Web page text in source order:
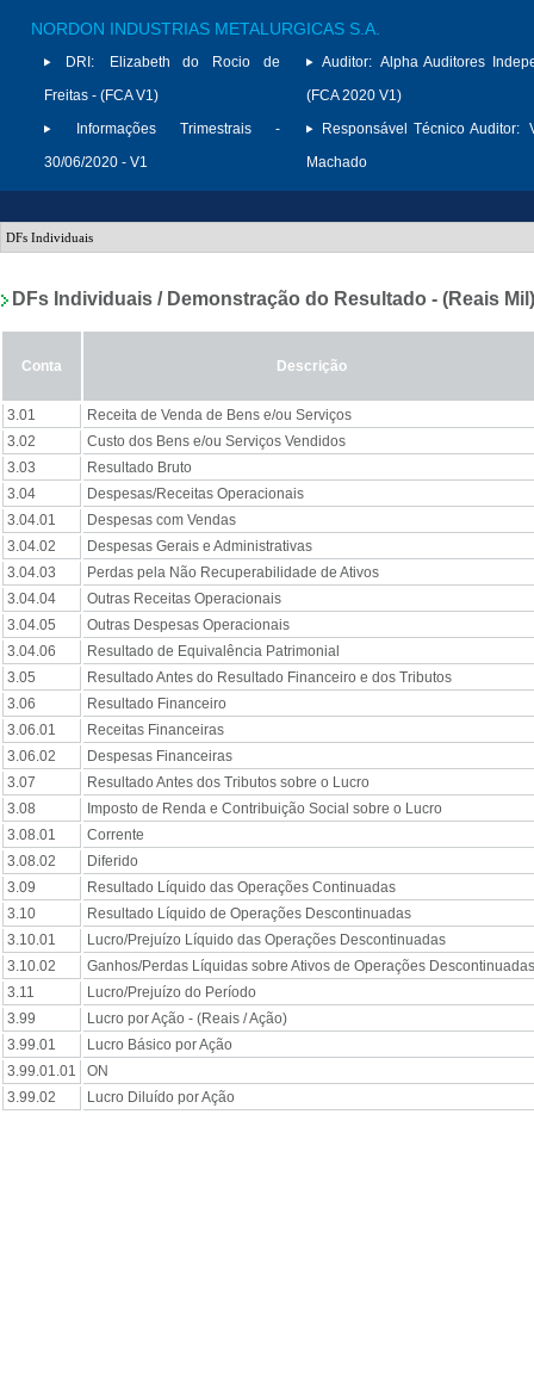
NORDON INDUSTRIAS METALURGICAS S.A.
DRI:
Elizabeth do Rocio de
Freitas - (FCA V1)
Informações Trimestrais -
30/06/2020 - V1
Auditor: Alpha Auditores
(FCA 2020 V1)
Responsável Técnico Auditor:
Machado